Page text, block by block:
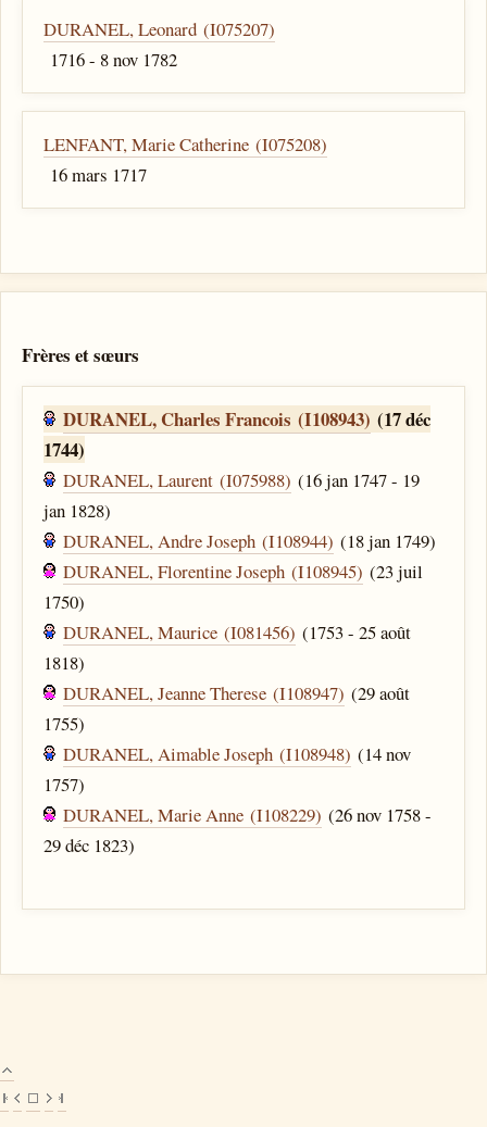
DURANEL, Leonard (I075207)
1716 - 8 nov 1782
LENFANT, Marie Catherine (I075208)
16 mars 1717
Frères et sœurs
DURANEL, Charles Francois (I108943) (17 déc
1744)
DURANEL, Laurent (I075988) (16 jan 1747 - 19
jan 1828)
DURANEL, Andre Joseph (I108944) (18 jan 1749)
DURANEL, Florentine Joseph (I108945) (23 juil
1750)
DURANEL, Maurice (I081456) (1753 - 25 août
1818)
DURANEL, Jeanne Therese (I108947) (29 août
1755)
DURANEL, Aimable Joseph (I108948) (14 nov
1757)
DURANEL, Marie Anne (I108229) (26 nov 1758 -
29 déc 1823)